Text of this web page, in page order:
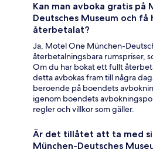
Kan man avboka gratis på
Deutsches Museum och
återbetalat?
Ja, Motel One München-
återbetalningsbara rumspriser,
Om du har bokat ett fullt
detta avbokas fram till några
beroende på boendets
igenom boendets
regler och villkor som gäller.
Är det tillåtet att ta med
München-Deutsches